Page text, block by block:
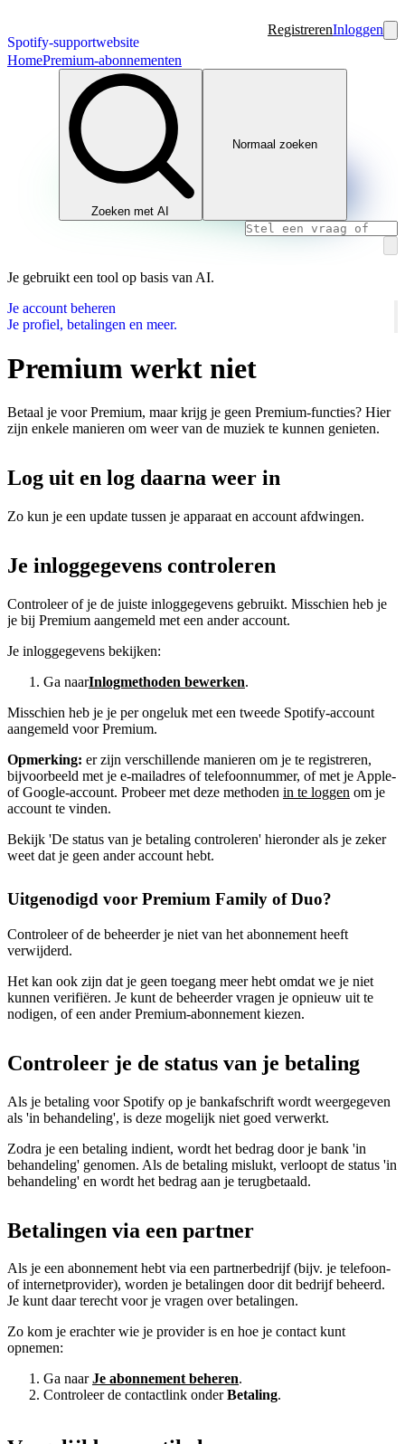
Spotify-supportwebsite
RegistrerenInloggen
HomePremium-abonnementen
Zoeken met AI
Normaal zoeken
Je gebruikt een tool op basis van AI.
Je account beheren
Je profiel, betalingen en meer.
Premium werkt niet
Betaal je voor Premium, maar krijg je geen Premium-functies? Hier
zijn enkele manieren om weer van de muziek te kunnen genieten.
Log uit en log daarna weer in
Zo kun je een update tussen je apparaat en account afdwingen.
Je inloggegevens controleren
Controleer of je de juiste inloggegevens gebruikt. Misschien heb je
je bij Premium aangemeld met een ander account.
Je inloggegevens bekijken:
Ga naarInlogmethoden bewerken.
Misschien heb je je per ongeluk met een tweede Spotify-account
aangemeld voor Premium.
Opmerking: er zijn verschillende manieren om je te registreren,
bijvoorbeeld met je e-mailadres of telefoonnummer, of met je Apple-
of Google-account. Probeer met deze methoden in te loggen om je
account te vinden.
Bekijk 'De status van je betaling controleren' hieronder als je zeker
weet dat je geen ander account hebt.
Uitgenodigd voor Premium Family of Duo?
Controleer of de beheerder je niet van het abonnement heeft
verwijderd.
Het kan ook zijn dat je geen toegang meer hebt omdat we je niet
kunnen verifiëren. Je kunt de beheerder vragen je opnieuw uit te
nodigen, of een ander Premium-abonnement kiezen.
Controleer je de status van je betaling
Als je betaling voor Spotify op je bankafschrift wordt weergegeven
als 'in behandeling', is deze mogelijk niet goed verwerkt.
Zodra je een betaling indient, wordt het bedrag door je bank 'in
behandeling' genomen. Als de betaling mislukt, verloopt de status 'in
behandeling' en wordt het bedrag aan je terugbetaald.
Betalingen via een partner
Als je een abonnement hebt via een partnerbedrijf (bijv. je telefoon-
of internetprovider), worden je betalingen door dit bedrijf beheerd.
Je kunt daar terecht voor je vragen over betalingen.
Zo kom je erachter wie je provider is en hoe je contact kunt
opnemen:
Ga naarJe abonnement beheren.
Controleer de contactlink onderBetaling.